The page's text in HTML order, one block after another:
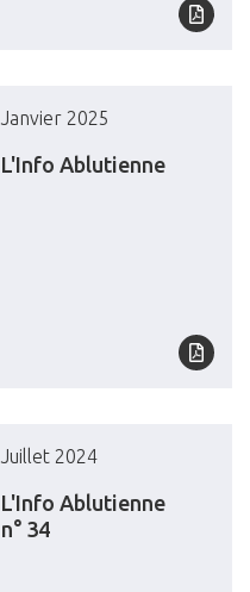
Janvier 2025
L'Info Ablutienne
Juillet 2024
L'Info Ablutienne
n° 34